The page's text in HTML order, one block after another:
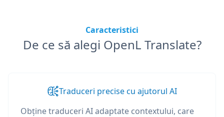
Caracteristici
De ce să alegi OpenL Translate?
Traduceri precise cu ajutorul AI
Obține traduceri AI adaptate contextului, care